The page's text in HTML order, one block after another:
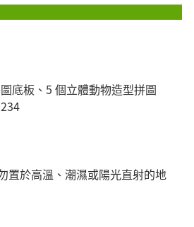
底板、5 個立體動物造型拼圖
置於高溫、潮濕或陽光直射的地